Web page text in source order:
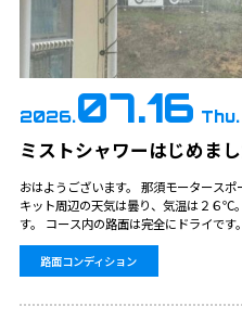
2026.07.16 Thu.
ミストシャワーはじめま
おはようございます。 那須モータース
キット周辺の天気は曇り、気温は２６
す。 コース内の路面は完全にドライで
た。 近くに寄ると涼しいので、少しで
路面コンディション